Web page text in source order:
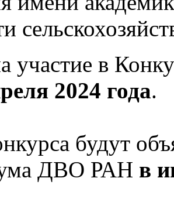
участие в
2024 года.
будут
ДВО РАН в